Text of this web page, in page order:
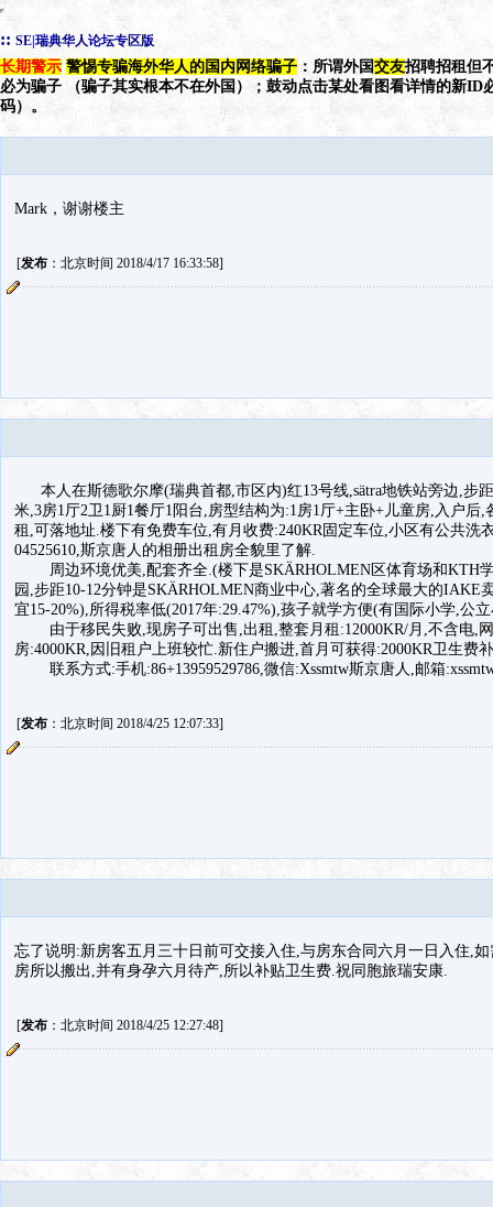
:: SE|瑞典华人论坛专区版
长期警示 警惕专骗海外华人的国内网络骗子 ：所谓外国交友招聘招租但
必为骗子 （骗子其实根本不在外国）；鼓动点击某处看图看详情的新ID
码）。
Mark，谢谢楼主
[发布：北京时间 2018/4/17 16:33:58]
本人在斯德歌尔摩(瑞典首都,市区内)红13号线,sätra地铁站旁边,步
米,3房1厅2卫1厨1餐厅1阳台,房型结构为:1房1厅+主卧+儿童房,入户
租,可落地址.楼下有免费车位,有月收费:240KR固定车位,小区有公共洗
04525610,斯京唐人的相册出租房全貌里了解.
周边环境优美,配套齐全.(楼下是SKÄRHOLMEN区体育场和KTH学
园,步距10-12分钟是SKÄRHOLMEN商业中心,著名的全球最大的
宜15-20%),所得税率低(2017年:29.47%),孩子就学方便(有国际小学,公
由于移民失败,现房子可出售,出租,整套月租:12000KR/月,不含电,网
房:4000KR,因旧租户上班较忙.新住户搬进,首月可获得:2000KR卫生费
联系方式:手机:86+13959529786,微信:Xssmtw斯京唐人,邮箱
[发布：北京时间 2018/4/25 12:07:33]
忘了说明:新房客五月三十日前可交接入住,与房东合同六月一日入住,
房所以搬出,并有身孕六月待产,所以补贴卫生费.祝同胞旅瑞安康.
[发布：北京时间 2018/4/25 12:27:48]